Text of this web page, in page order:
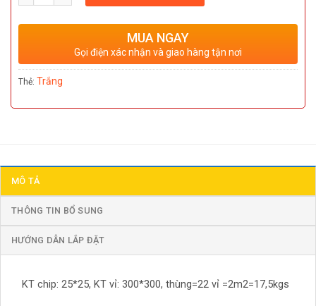
MUA NGAY
Gọi điện xác nhận và giao hàng tận nơi
Thẻ: Trắng
MÔ TẢ
THÔNG TIN BỔ SUNG
HƯỚNG DẪN LẮP ĐẶT
KT chip: 25*25, KT vỉ: 300*300, thùng=22 vỉ =2m2=17,5kgs